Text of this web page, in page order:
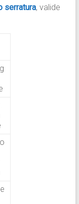
serratura, valide